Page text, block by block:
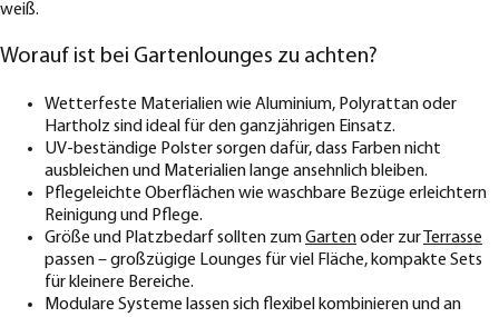
weiß.
Worauf ist bei Gartenlounges zu achten?
Wetterfeste Materialien wie Aluminium, Polyrattan oder
Hartholz sind ideal für den ganzjährigen Einsatz.
UV-beständige Polster sorgen dafür, dass Farben nicht
ausbleichen und Materialien lange ansehnlich bleiben.
Pflegeleichte Oberflächen wie waschbare Bezüge erleichtern
Reinigung und Pflege.
Größe und Platzbedarf sollten zumGartenoder zur Terrasse
passen – großzügige Lounges für viel Fläche, kompakte Sets
für kleinere Bereiche.
Modulare Systeme lassen sich flexibel kombinieren und an